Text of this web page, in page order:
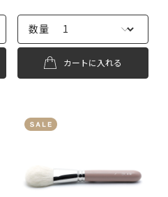
数量
カートに入れる